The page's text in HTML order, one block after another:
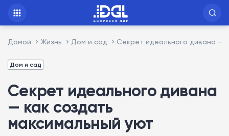
Домой Жизнь Дом и сад Секрет идеального дивана —
Дом и сад
Секрет идеального дивана
— как создать
максимальный уют